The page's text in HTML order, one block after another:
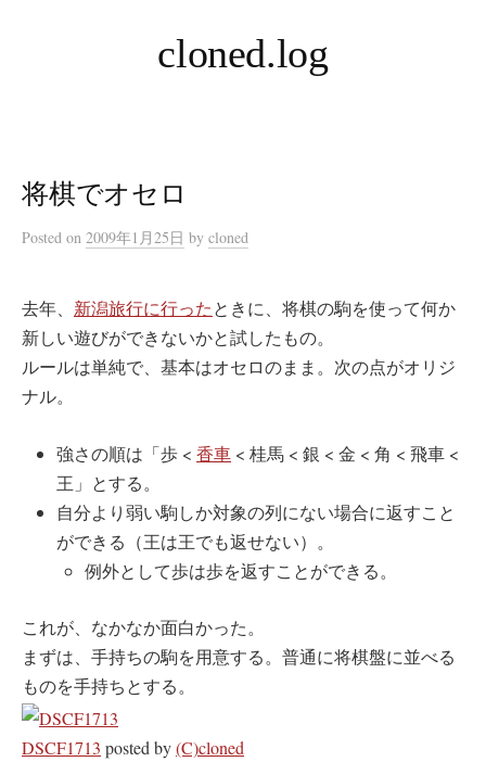
ス
ッ
cloned.log
将棋でオセロ
Posted on 2009年1月25日 by cloned
去年、 新潟旅行に行ったときに、将棋の駒を使って何か
新しい遊びができないかと試したもの。
ルールは単純で、基本はオセロのまま。次の点がオリジ
ナル。
強さの順は「歩 < 香車 < 桂馬 < 銀 < 金 < 角 < 飛車 <
王」とする。
自分より弱い駒しか対象の列にない場合に返すこと
ができる（王は王でも返せない）。
例外として歩は歩を返すことができる。
これが、なかなか面白かった。
まずは、手持ちの駒を用意する。普通に将棋盤に並べる
ものを手持ちとする。
DSCF1713 posted by(C)cloned